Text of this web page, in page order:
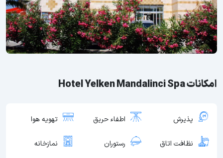
امکانات Hotel Yelken Mandalinci Spa
پذیرش اطفاء حریق تهویه هوا
نظافت اتاق رستوران نمازخانه